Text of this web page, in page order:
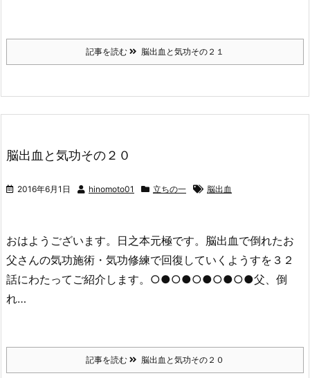
記事を読む 脳出血と気功その２１
脳出血と気功その２０
2016年6月1日 hinomoto01 立ちの一 脳出血
おはようございます。日之本元極です。脳出血で倒れたお
父さんの気功施術・気功修練で回復していくようすを３２
話にわたってご紹介します。○●○●○●○●○●父、倒
れ…
記事を読む 脳出血と気功その２０